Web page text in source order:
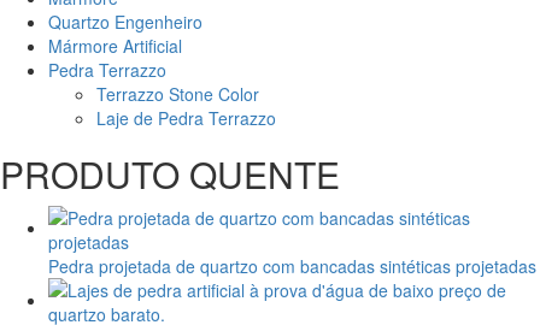
Quartzo Engenheiro
Mármore Artificial
Pedra Terrazzo
Terrazzo Stone Color
Laje de Pedra Terrazzo
PRODUTO QUENTE
Pedra projetada de quartzo com bancadas sintéticas projetadas